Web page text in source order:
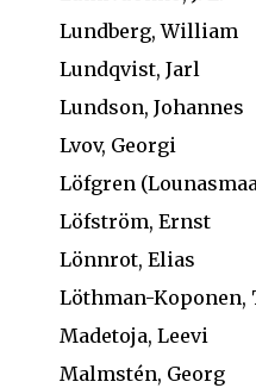
Lundberg, William
Lundqvist, Jarl
Lundson, Johannes
Lvov, Georgi
Löfgren
Löfström, Ernst
Lönnrot, Elias
Löthman-Koponen,
Madetoja, Leevi
Malmstén, Georg